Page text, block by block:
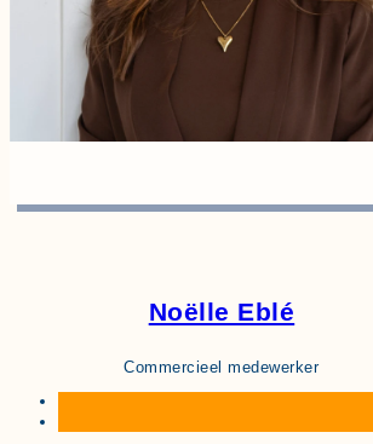
Noëlle Eblé
Commercieel medewerker